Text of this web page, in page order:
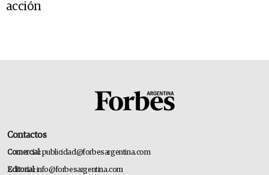
acción
Contactos
Comercial:publicidad@forbesargentina.com
Editorial:info@forbesargentina.com